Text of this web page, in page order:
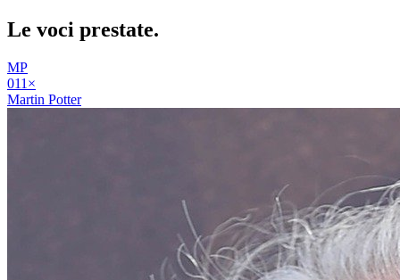
Le voci prestate.
MP
011 ×
Martin Potter